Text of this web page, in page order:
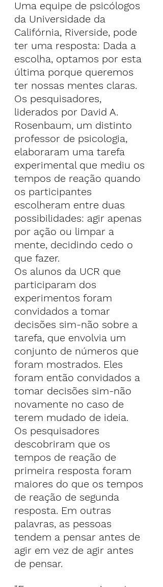
Uma equipe de psicólogos
da Universidade da
Califórnia, Riverside, pode
ter uma resposta: Dada a
escolha, optamos por esta
última porque queremos
ter nossas mentes claras.
Os pesquisadores,
liderados por David A.
Rosenbaum, um distinto
professor de psicologia,
elaboraram uma tarefa
experimental que mediu os
tempos de reação quando
os participantes
escolheram entre duas
possibilidades: agir apenas
por ação ou limpar a
mente, decidindo cedo o
que fazer.
Os alunos da UCR que
participaram dos
experimentos foram
convidados a tomar
decisões sim-não sobre a
tarefa, que envolvia um
conjunto de números que
foram mostrados. Eles
foram então convidados a
tomar decisões sim-não
novamente no caso de
terem mudado de ideia.
Os pesquisadores
descobriram que os
tempos de reação de
primeira resposta foram
maiores do que os tempos
de reação de segunda
resposta. Em outras
palavras, as pessoas
tendem a pensar antes de
agir em vez de agir antes
de pensar.